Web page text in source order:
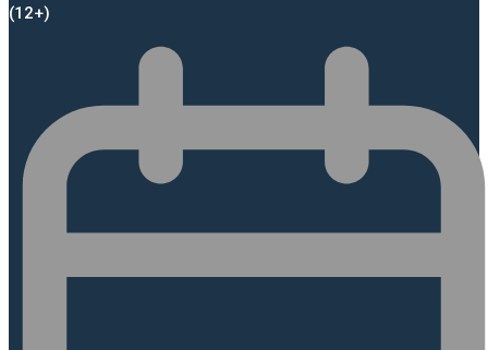
(12+)